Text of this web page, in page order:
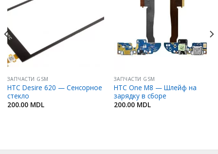
ЗАПЧАСТИ GSM
HTC Desire 620 — Сенсорное
стекло
200.00 MDL
Избранное
ЗАПЧАСТИ GSM
HTC One M8 — Шлейф на
зарядку в сборе
200.00 MDL